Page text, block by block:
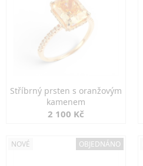
Stříbrný prsten s oranžovým
kamenem
2 100 Kč
NOVÉ OBJEDNÁNO